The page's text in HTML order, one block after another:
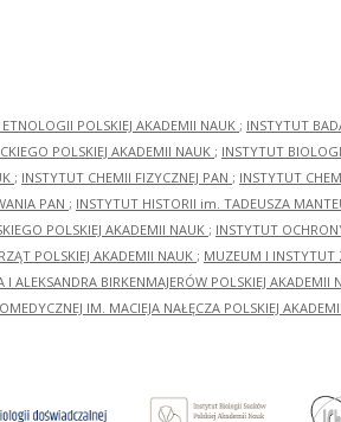
POLSKIEJ AKADEMII NAUK ; INSTYTUT
POLSKIEJ AKADEMII NAUK ; INSTYTUT
; INSTYTUT CHEMII FIZYCZNEJ PAN ; INSTYTUT
PAN ; INSTYTUT HISTORII im. TADEUSZA
POLSKIEJ AKADEMII NAUK ; INSTYTUT
POLSKIEJ AKADEMII NAUK ; MUZEUM I INSTYTUT
ALEKSANDRA BIRKENMAJERÓW POLSKIEJ AKADEMII
IM. MACIEJA NAŁĘCZA POLSKIEJ